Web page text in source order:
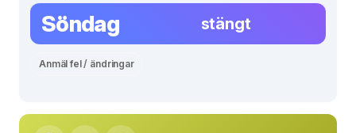
Söndag stängt
Anmäl fel / ändringar